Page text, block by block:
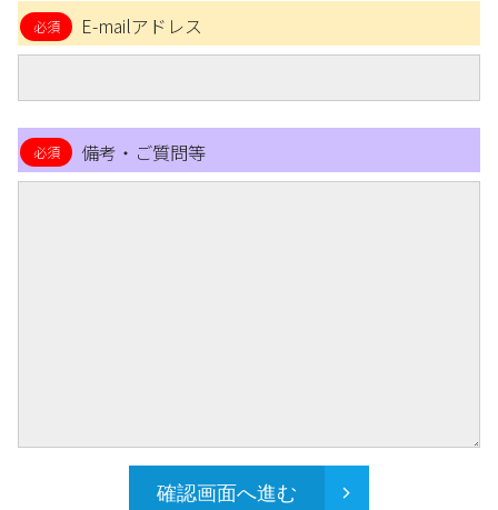
E-mailアドレス
備考・ご質問等
確認画面へ進む